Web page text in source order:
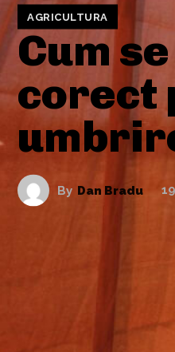
AGRICULTURA
Cum
corect
By Dan Bradu